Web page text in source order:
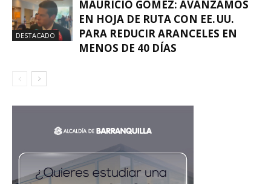
DESTACADO
MAURICIO GÓMEZ: AVANZAMOS
EN HOJA DE RUTA CON EE. UU.
PARA REDUCIR ARANCELES EN
MENOS DE 40 DÍAS